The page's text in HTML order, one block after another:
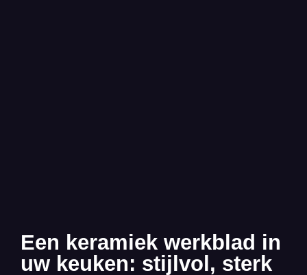
Een keramiek werkblad in
uw keuken: stijlvol, sterk